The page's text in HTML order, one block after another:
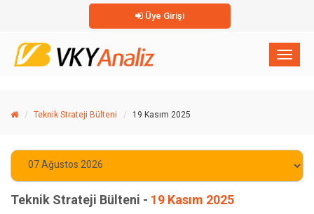
Üye Girişi
×
Teknik Strateji Bülteni 19 Kasım 2025
Teknik Strateji Bülteni - 19 Kasım 2025